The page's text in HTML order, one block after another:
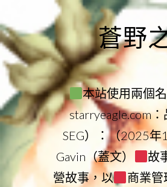
to
content
蒼野
本站使用兩個
starryeagle.com
SEG）：（2025年
Gavin（蓋文）
故
營故事，以
商業管